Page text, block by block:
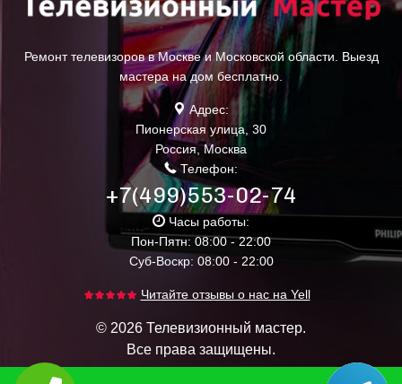
Ремонт телевизоров в Москве и Московской области. Выезд
мастера на дом бесплатно.
Адрес:
Пионерская улица, 30
Россия,Москва
Телефон:
+7(499)553-02-74
Часы работы:
Пон-Пятн: 08:00 - 22:00
Суб-Воскр: 08:00 - 22:00
Читайте отзывы о нас на Yell
© 2026 Телевизионный мастер.
Все права защищены.